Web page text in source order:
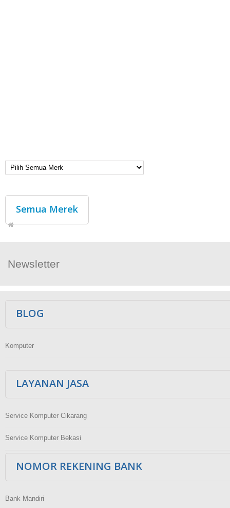
Semua Merek
Newsletter
BLOG
Komputer
LAYANAN JASA
Service Komputer Cikarang
Service Komputer Bekasi
NOMOR REKENING BANK
Bank Mandiri